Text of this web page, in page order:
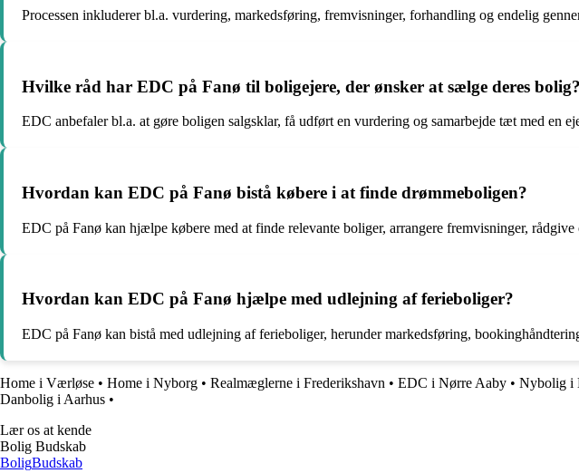
Processen inkluderer bl.a. vurdering, markedsføring, fremvisninger, forhandling og endelig
Hvilke råd har EDC på Fanø til boligejere, der ønsker at sælge deres bolig?
EDC anbefaler bl.a. at gøre boligen salgsklar, få udført en vurdering og samarbejde tæt med en
Hvordan kan EDC på Fanø bistå købere i at finde drømmeboligen?
EDC på Fanø kan hjælpe købere med at finde relevante boliger, arrangere fremvisninger, rådgive
Hvordan kan EDC på Fanø hjælpe med udlejning af ferieboliger?
EDC på Fanø kan bistå med udlejning af ferieboliger, herunder markedsføring,
Home i Værløse • Home i Nyborg • Realmæglerne i Frederikshavn • EDC i Nørre Aaby • Nybolig i
Danbolig i Aarhus •
Lær os at kende
Bolig Budskab
BoligBudskab